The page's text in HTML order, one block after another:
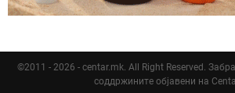
©2011 - 2026 - centar.mk. All Right Reserved.
соддржините објавени на